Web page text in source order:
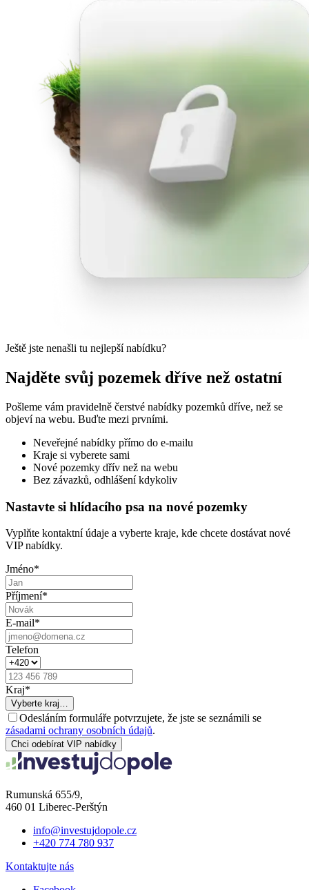
Ještě jste nenašli tu nejlepší nabídku?
Najděte svůj pozemek dříve než ostatní
Pošleme vám pravidelně čerstvé nabídky pozemků dříve, než se
objeví na webu. Buďte mezi prvními.
Neveřejné nabídky přímo do e-mailu
Kraje si vyberete sami
Nové pozemky dřív než na webu
Bez závazků, odhlášení kdykoliv
Nastavte si hlídacího psa na nové pozemky
Vyplňte kontaktní údaje a vyberte kraje, kde chcete dostávat nové
VIP nabídky.
Jméno*
Příjmení*
E-mail*
Telefon
Kraj*
Vyberte kraj…
Odesláním formuláře potvrzujete, že jste se seznámili se
zásadami ochrany osobních údajů.
Chci odebírat VIP nabídky
Rumunská 655/9,
460 01 Liberec-Perštýn
info@investujdopole.cz
+420 774 780 937
Kontaktujte nás